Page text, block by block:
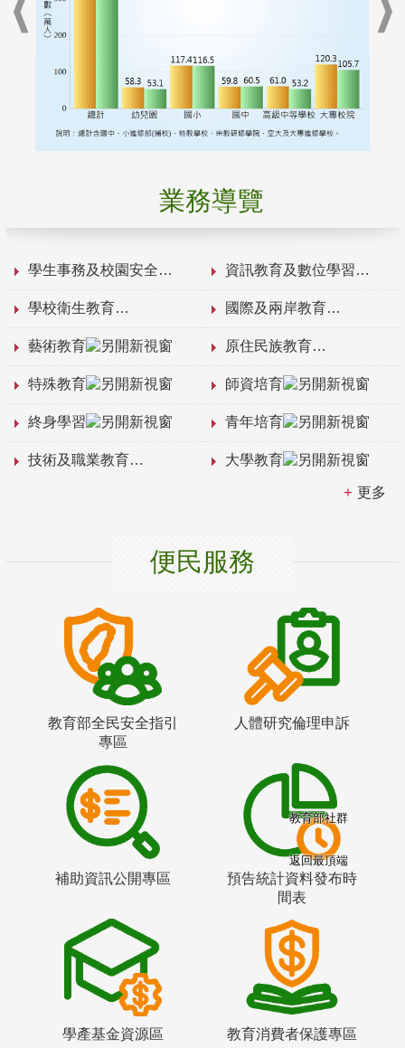
業務導覽
學生事務及校園安全 資訊教育及數位學習
學校衛生教育 國際及兩岸教育
藝術教育 原住民族教育
特殊教育 師資培育
終身學習 青年培育
技術及職業教育 大學教育
更多
便民服務
教育部全民安全指引
專區
人體研究倫理申訴
補助資訊公開專區
預告統計資料發布時
間表
學產基金資源區 教育消費者保護專區
教育部社群
返回最頂端